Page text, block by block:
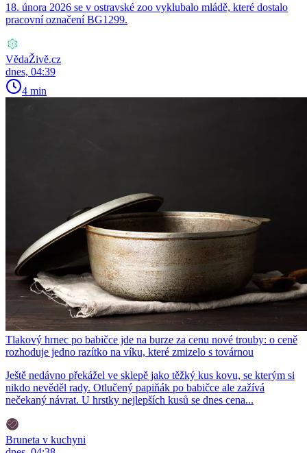
18. února 2026 se v ostravské zoo vyklubalo mládě, které dostalo
pracovní označení BG1299.
VědaŽivě.cz
dnes, 04:39
4 min
Tlakový hrnec po babičce jde na burze za cenu nové trouby: o ceně
rozhoduje jedno razítko na víku, které zmizelo s továrnou
Ještě nedávno překážel ve sklepě jako těžký kus kovu, se kterým si
nikdo nevěděl rady. Otlučený papiňák po babičce ale zažívá
nečekaný návrat. U hrstky nejlepších kusů se dnes cena...
Bruneta v kuchyni